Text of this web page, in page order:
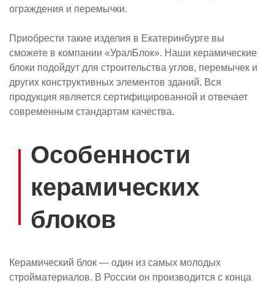
ограждения и перемычки.
Приобрести такие изделия в Екатеринбурге вы
сможете в компании «УралБлок». Наши керамические
блоки подойдут для строительства углов, перемычек и
других конструктивных элементов зданий. Вся
продукция является сертифицированной и отвечает
современным стандартам качества.
Особенности
керамических
блоков
Керамический блок — один из самых молодых
стройматериалов. В России он производится с конца